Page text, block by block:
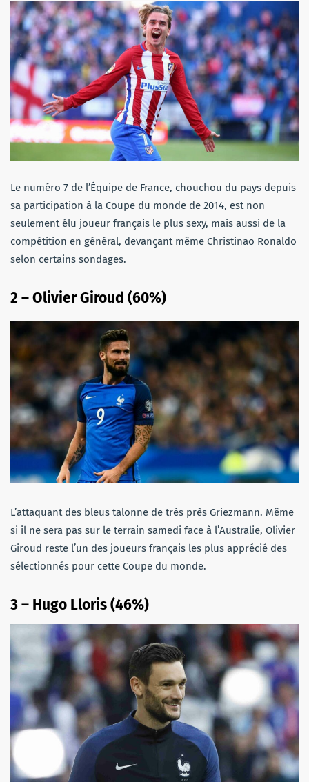
Le numéro 7 de l’Équipe de France, chouchou du pays depuis
sa participation à la Coupe du monde de 2014, est non
seulement élu joueur français le plus sexy, mais aussi de la
compétition en général, devançant même Christinao Ronaldo
selon certains sondages.
2 – Olivier Giroud (60%)
L’attaquant des bleus talonne de très près Griezmann. Même
si il ne sera pas sur le terrain samedi face à l’Australie, Olivier
Giroud reste l’un des joueurs français les plus apprécié des
sélectionnés pour cette Coupe du monde.
3 – Hugo Lloris (46%)